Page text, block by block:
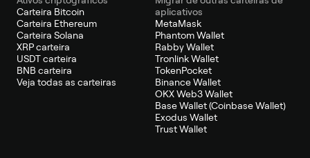
Carteira Bitcoin
Carteira Ethereum
Carteira Solana
XRP carteira
USDT carteira
BNB carteira
Veja todas as carteiras
aplicativos
MetaMask
Phantom Wallet
Rabby Wallet
Tronlink Wallet
TokenPocket
Binance Wallet
OKX Web3 Wallet
Base Wallet (Coinbase Wallet)
Exodus Wallet
Trust Wallet